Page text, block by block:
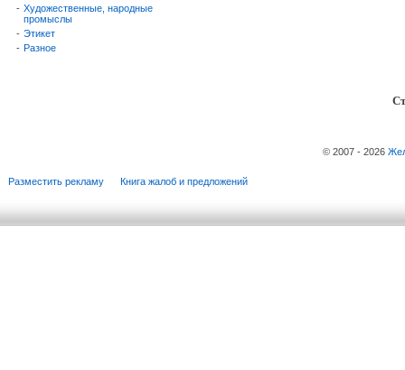
- Художественные, народные
промыслы
- Этикет
- Разное
© 2007 - 2026
Разместить рекламу Книга жалоб и предложений